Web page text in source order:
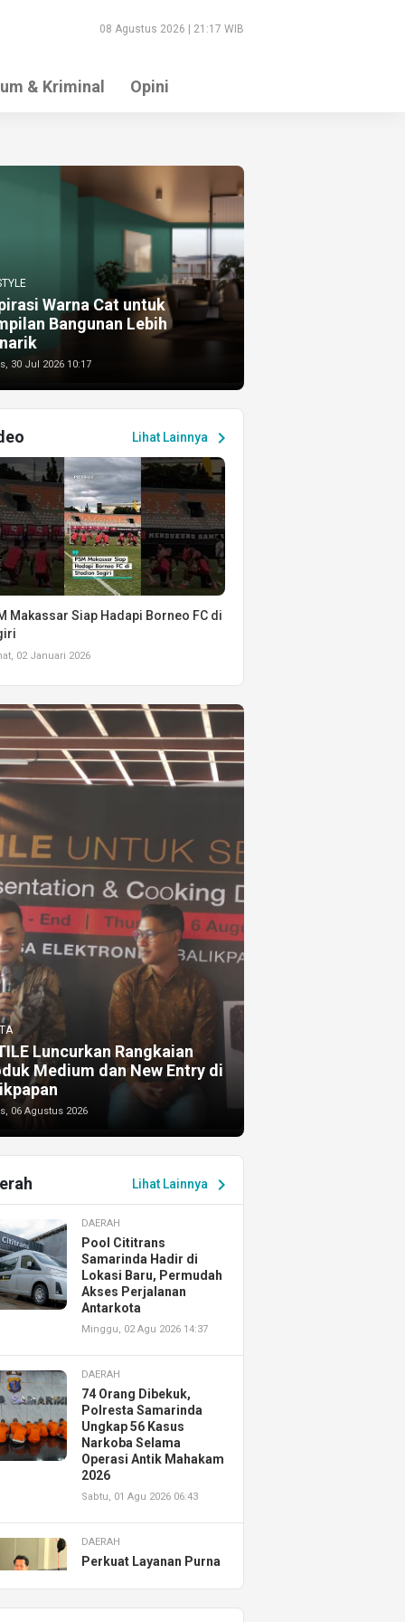
08 Agustus 2026 | 21:17 WIB
& Kriminal Opini
Warna Cat untuk
Bangunan Lebih
30 Jul 2026 10:17
Lihat Lainnya chevron_right
Makassar Siap Hadapi Borneo FC di
02 Januari 2026
Luncurkan Rangkaian
Medium dan New Entry di
06 Agustus 2026
Lihat Lainnya chevron_right
DAERAH
Pool Cititrans
Samarinda Hadir di
Lokasi Baru, Permudah
Akses Perjalanan
Antarkota
Minggu, 02 Agu 2026 14:37
DAERAH
74 Orang Dibekuk,
Polresta Samarinda
Ungkap 56 Kasus
Narkoba Selama
Operasi Antik Mahakam
2026
Sabtu, 01 Agu 2026 06:43
DAERAH
Perkuat Layanan Purna
Resmikan AHASS